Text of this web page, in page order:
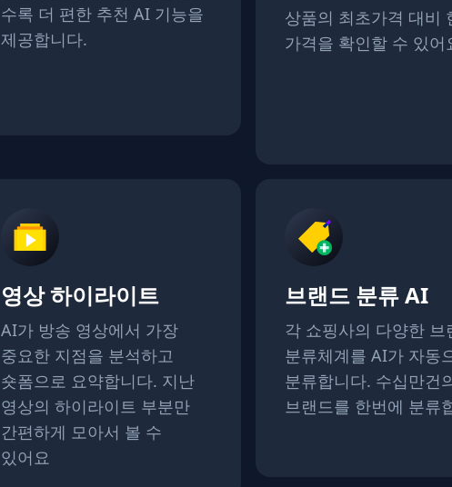
수록 더 편한 추천 AI 기능을
제공합니다.
상품의 최초가격 대비
가격을 확인할 수 있어
영상 하이라이트
AI가 방송 영상에서 가장
중요한 지점을 분석하고
숏폼으로 요약합니다. 지난
영상의 하이라이트 부분만
간편하게 모아서 볼 수
있어요
브랜드 분류 AI
각 쇼핑사의 다양한 브
분류체계를 AI가 자동
분류합니다. 수십만건
브랜드를 한번에 분류